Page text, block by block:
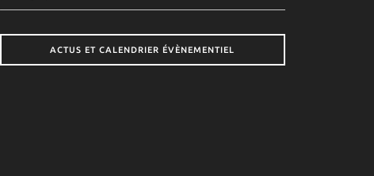
ACTUS ET CALENDRIER ÉVÈNEMENTIEL